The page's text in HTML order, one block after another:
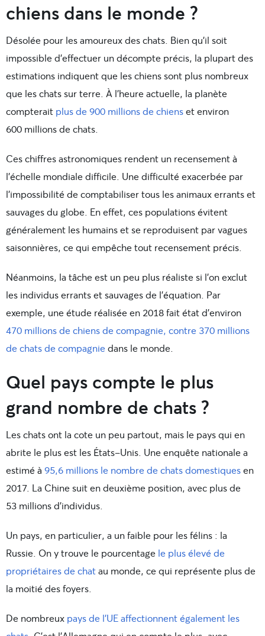
chiens dans le monde ?
Désolée pour les amoureux des chats. Bien qu’il soit
impossible d’effectuer un décompte précis, la plupart des
estimations indiquent que les chiens sont plus nombreux
que les chats sur terre. À l’heure actuelle, la planète
compterait plus de 900 millions de chienset environ
600 millions de chats.
Ces chiffres astronomiques rendent un recensement à
l’échelle mondiale difficile. Une difficulté exacerbée par
l’impossibilité de comptabiliser tous les animaux errants et
sauvages du globe. En effet, ces populations évitent
généralement les humains et se reproduisent par vagues
saisonnières, ce qui empêche tout recensement précis.
Néanmoins, la tâche est un peu plus réaliste si l’on exclut
les individus errants et sauvages de l’équation. Par
exemple, une étude réalisée en 2018 fait état d’environ
470 millions de chiens de compagnie, contre 370 millions
de chats de compagnie dans le monde.
Quel pays compte le plus
grand nombre de chats ?
Les chats ont la cote un peu partout, mais le pays qui en
abrite le plus est les États-Unis. Une enquête nationale a
estimé à 95,6 millions le nombre de chats domestiquesen
2017. La Chine suit en deuxième position, avec plus de
53 millions d’individus.
Un pays, en particulier, a un faible pour les félins : la
Russie. On y trouve le pourcentage le plus élevé de
propriétaires de chatau monde, ce qui représente plus de
la moitié des foyers.
De nombreux pays de l’UE affectionnent également les